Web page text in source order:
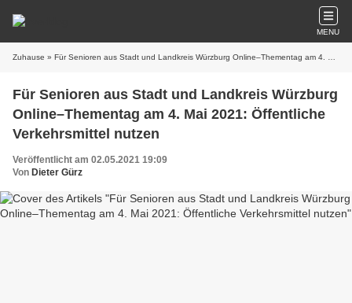
MENU
Zuhause » Für Senioren aus Stadt und Landkreis Würzburg Online–Thementag am 4. Mai 2021: Öffentliche Verkehrsmittel nutzen
Für Senioren aus Stadt und Landkreis Würzburg
Online–Thementag am 4. Mai 2021: Öffentliche
Verkehrsmittel nutzen
Veröffentlicht am 02.05.2021 19:09
Von Dieter Gürz